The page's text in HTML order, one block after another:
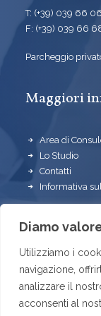
Diamo
Utilizziamo i
navigazione,
analizzare il
acconsenti al
T: (+39) 039 66
F: (+39) 039 66
Parcheggio
Maggiori
Area di
Lo Studio
Contatti
Informativa
Seguici su